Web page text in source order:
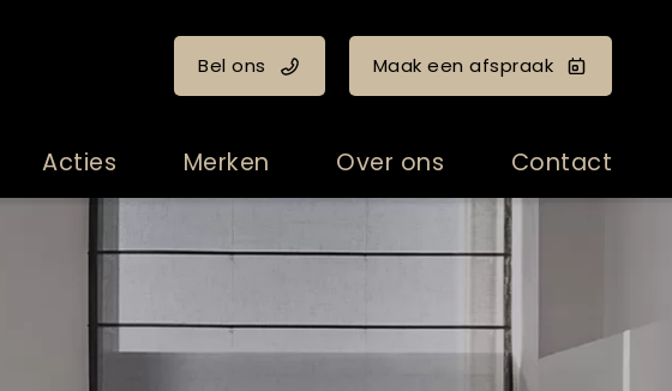
Bel ons Maak een afspraak
Acties Merken Over ons Contact